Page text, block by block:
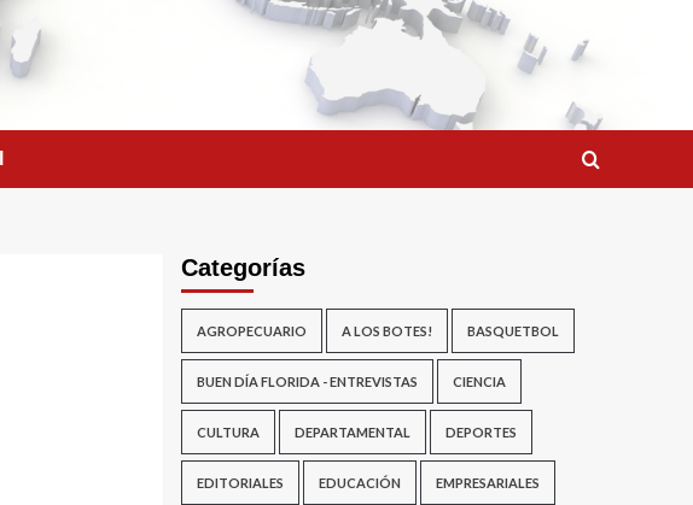
Categorías
AGROPECUARIO A LOS BOTES! BASQUETBOL
BUEN DÍA FLORIDA - ENTREVISTAS CIENCIA
CULTURA DEPARTAMENTAL DEPORTES
EDITORIALES EDUCACIÓN EMPRESARIALES